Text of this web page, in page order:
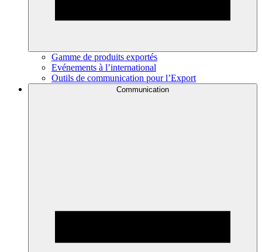
Gamme de produits exportés
Evénements à l’international
Outils de communication pour l’Export
Communication